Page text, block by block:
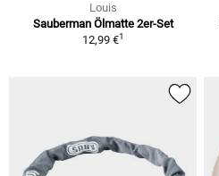
Louis
Sauberman Ölmatte 2er-Set
12,99 €1